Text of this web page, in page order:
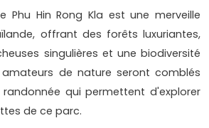
Phu Hin Rong Kla est une merveille
offrant des forêts luxuriantes,
singulières et une biodiversité
amateurs de nature seront comblés
qui permettent d'explorer
de ce parc.